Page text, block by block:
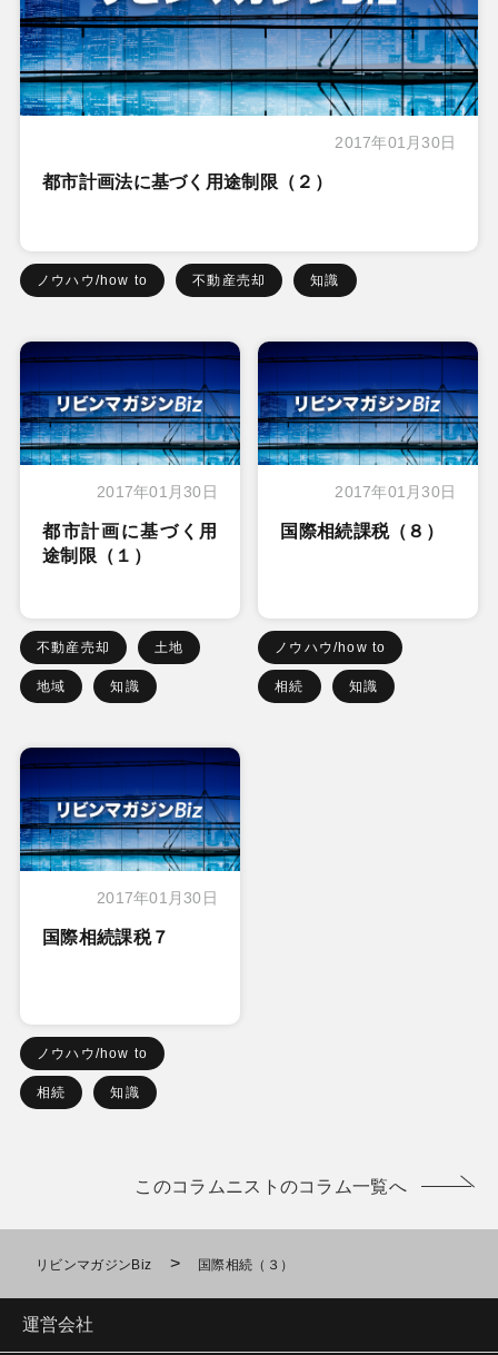
2017年01月30日
都市計画法に基づく用途制限（２）
ノウハウ/how to 不動産売却 知識
2017年01月30日
都市計画に基づく用
途制限（１）
不動産売却 土地
地域 知識
2017年01月30日
国際相続課税（８）
ノウハウ/how to
相続 知識
2017年01月30日
国際相続課税７
ノウハウ/how to
相続 知識
このコラムニストのコラム一覧へ
リビンマガジンBiz > 国際相続（３）
運営会社